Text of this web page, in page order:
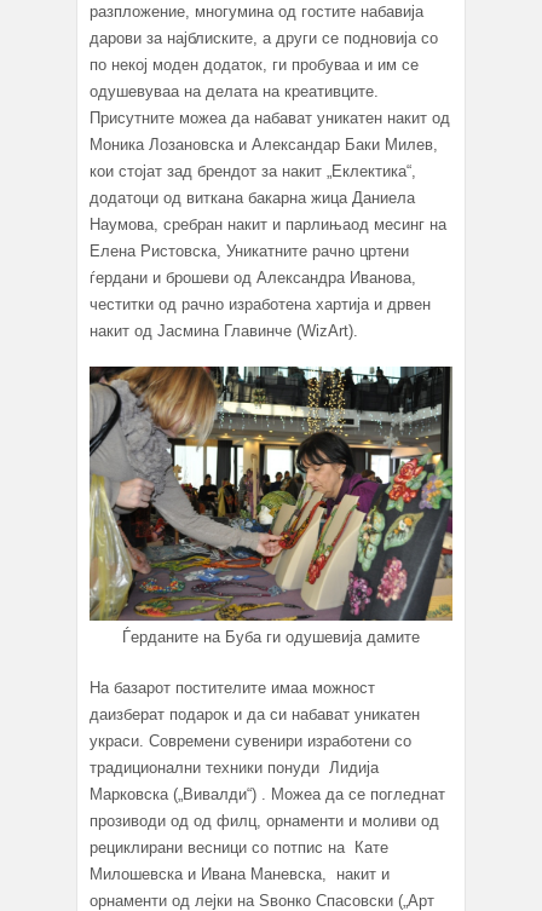
разпложение, многумина од гостите набавија
дарови за најблиските, а други се подновија со
по некој моден додаток, ги пробуваа и им се
одушевуваа на делата на креативците.
Присутните можеа да набават уникатен накит од
Моника Лозановска и Александар Баки Милев,
кои стојат зад брендот за накит „Еклектика“,
додатоци од виткана бакарна жица Даниела
Наумова, сребран накит и парлињаод месинг на
Елена Ристовска, Уникатните рачно цртени
ѓердани и брошеви од Александра Иванова,
честитки од рачно изработена хартија и дрвен
накит од Јасмина Главинче (WizArt).
Ѓерданите на Буба ги одушевија дамите
На базарот постителите имаа можност
даизберат подарок и да си набават уникатен
украси. Современи сувенири изработени со
традиционални техники понуди Лидија
Марковска („Вивалди“) . Можеа да се погледнат
прозиводи од од филц, орнаменти и моливи од
рециклирани весници со потпис на Кате
Милошевска и Ивана Маневска, накит и
орнаменти од лејки на Ѕвонко Спасовски („Арт